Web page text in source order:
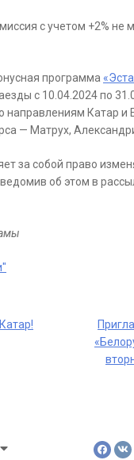
с учетом +2% не
программа
с 10.04.2024 по
направлениям Катар и
— Матрух,
за собой право
об этом в